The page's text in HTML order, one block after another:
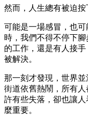
然而，人生總有被迫按
可能是一場感冒，也
時，我們不得不停下
的工作，還是有人接
被解決。
那一刻才發現，世界並
街道依舊熱鬧，所有
許有些失落，卻也讓
麼重要。